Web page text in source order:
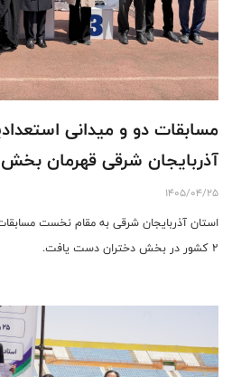
آذربایجان شرقی قهرمان
1405/04/25
استان آذربایجان شرقی به مقام نخست
2 کشور در بخش دختران دست یافت.